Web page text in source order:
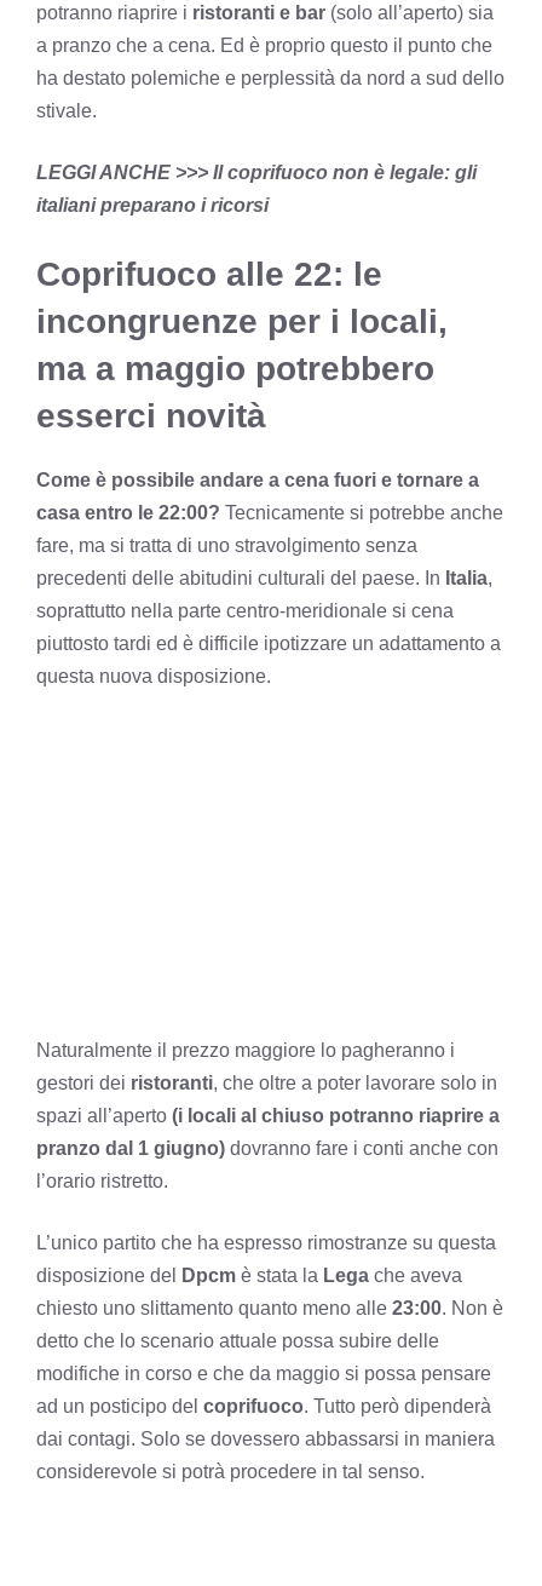
potranno riaprire i ristoranti e bar (solo all’aperto) sia
a pranzo che a cena. Ed è proprio questo il punto che
ha destato polemiche e perplessità da nord a sud dello
stivale.
LEGGI ANCHE >>> Il coprifuoco non è legale: gli
italiani preparano i ricorsi
Coprifuoco alle 22: le
incongruenze per i locali,
ma a maggio potrebbero
esserci novità
Come è possibile andare a cena fuori e tornare a
casa entro le 22:00? Tecnicamente si potrebbe anche
fare, ma si tratta di uno stravolgimento senza
precedenti delle abitudini culturali del paese. In Italia,
soprattutto nella parte centro-meridionale si cena
piuttosto tardi ed è difficile ipotizzare un adattamento a
questa nuova disposizione.
Naturalmente il prezzo maggiore lo pagheranno i
gestori dei ristoranti, che oltre a poter lavorare solo in
spazi all’aperto (i locali al chiuso potranno riaprire a
pranzo dal 1 giugno) dovranno fare i conti anche con
l’orario ristretto.
L’unico partito che ha espresso rimostranze su questa
disposizione del
Dpcm è stata la Lega che aveva
chiesto uno slittamento quanto meno alle 23:00. Non è
detto che lo scenario attuale possa subire delle
modifiche in corso e che da maggio si possa pensare
ad un posticipo del coprifuoco. Tutto però dipenderà
dai contagi. Solo se dovessero abbassarsi in maniera
considerevole si potrà procedere in tal senso.